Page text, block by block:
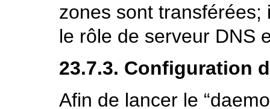
zones sont
le rôle de serveur DNS
23.7.3. Configuration
Afin de lancer le